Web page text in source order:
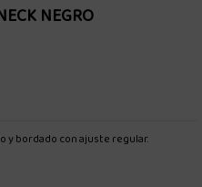
NEGRO
y bordado con ajuste regular.